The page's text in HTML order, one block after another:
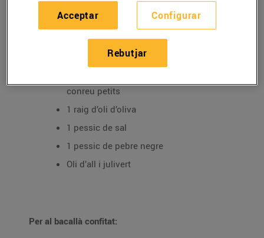
Per al trinxat
2 patates senceres de la varietat monalisa
250 g. d’espinacs frescos
conreu petits
1 raig d’oli d’oliva
1 pessic de sal
1 pessic de pebre negre
Oli d’all i julivert
Per al bacallà confitat:
Configurar
Rebutjar
Acceptar